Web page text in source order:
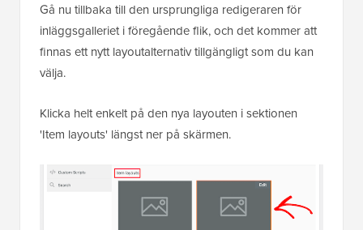
Gå nu tillbaka till den ursprungliga redigeraren för
inläggsgalleriet i föregående flik, och det kommer att
finnas ett nytt layoutalternativ tillgängligt som du kan
välja.
Klicka helt enkelt på den nya layouten i sektionen
'Item layouts' längst ner på skärmen.